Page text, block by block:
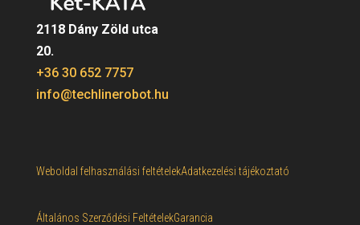
2118 Dány Zöld utca
20.
+36 30 652 7757
info@techlinerobot.hu
Weboldal felhasználási feltételekAdatkezelési tájékoztató
Általános Szerződési FeltételekGarancia